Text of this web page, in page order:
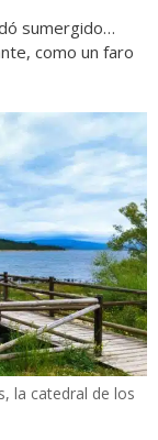
sumergido…
como un faro
la catedral de los